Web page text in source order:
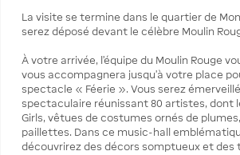
La visite se termine dans le quartier de
serez déposé devant le célèbre Moulin
À votre arrivée, l’équipe du Moulin Rouge
vous accompagnera jusqu’à votre place
spectacle « Féerie ». Vous serez
spectaculaire réunissant 80 artistes, dont
Girls, vêtues de costumes ornés de
paillettes. Dans ce music-hall
découvrirez des décors somptueux et des